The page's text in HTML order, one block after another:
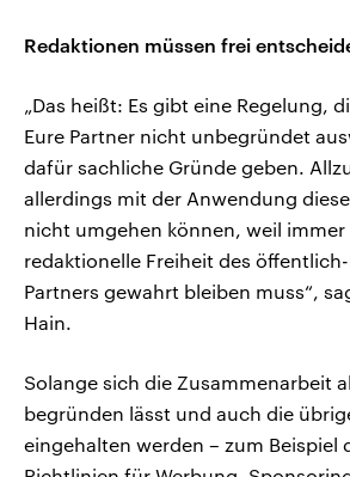
Redaktionen müssen frei
„Das heißt: Es gibt eine Regelung,
Eure Partner nicht unbegründet
dafür sachliche Gründe geben.
allerdings mit der Anwendung
nicht umgehen können, weil immer
redaktionelle Freiheit des
Partners gewahrt bleiben muss“,
Hain.
Solange sich die Zusammenarbeit
begründen lässt und auch die
eingehalten werden – zum Beispiel